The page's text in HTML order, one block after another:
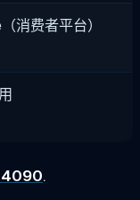
消费者平台）
4090.